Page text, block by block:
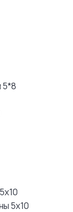
5*8
5х10